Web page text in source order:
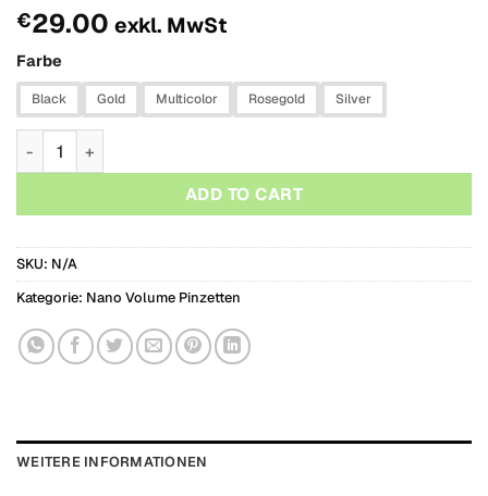
€29.00 exkl. MwSt
Farbe
Black Gold Multicolor Rosegold Silver
Nano Volume Pinzette LSA 4 Menge
ADD TO CART
SKU: N/A
Kategorie: Nano Volume Pinzetten
WEITERE INFORMATIONEN